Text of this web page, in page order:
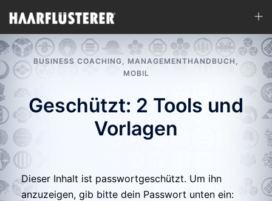
Inhalt
springen
BUSINESS COACHING, MANAGEMENTHANDBUCH ,
MOBIL
Geschützt: 2 Tools und
Vorlagen
Dieser Inhalt ist passwortgeschützt. Um ihn
anzuzeigen, gib bitte dein Passwort unten ein: